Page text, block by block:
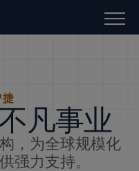
凡事业
，为全球规模化
强力支持。